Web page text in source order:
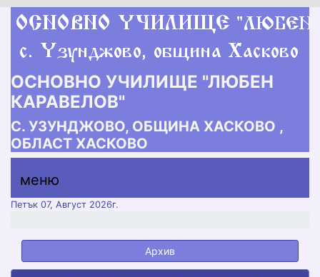
ОСНОВНО УЧИЛИЩЕ "ЛЮБЕН
КАРАВЕЛОВ"
С. УЗУНДЖОВО, ОБЩИНА ХАСКОВО ,
ОБЛАСТ ХАСКОВО
меню горно
меню
меню
Петък 07, Август 2026г.
Архив